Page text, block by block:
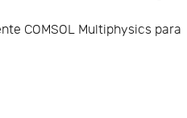
COMSOL Multiphysics para